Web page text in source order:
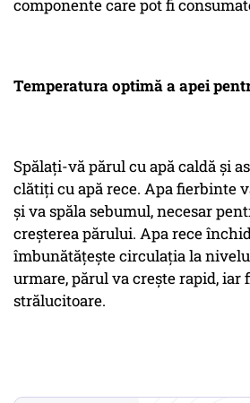
componente care pot fi
Temperatura optimă a apei
Spălați-vă părul cu apă caldă și
clătiți cu apă rece. Apa fierbinte
și va spăla sebumul, necesar
creșterea părului. Apa rece
îmbunătățește circulația la
urmare, părul va crește rapid, iar
strălucitoare.